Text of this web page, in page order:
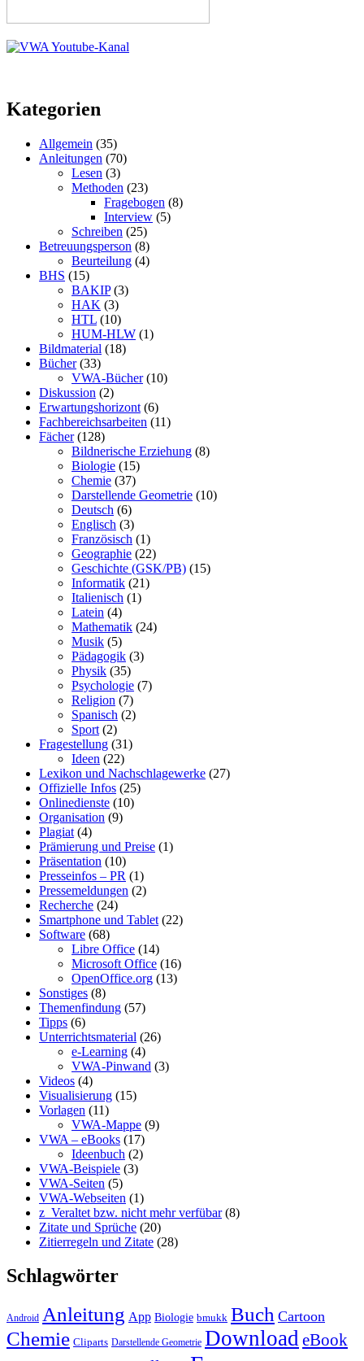
Kategorien
Allgemein (35)
Anleitungen (70)
Lesen (3)
Methoden (23)
Fragebogen (8)
Interview (5)
Schreiben (25)
Betreuungsperson (8)
Beurteilung (4)
BHS (15)
BAKIP(3)
HAK (3)
HTL (10)
HUM-HLW (1)
Bildmaterial (18)
Bücher(33)
VWA-Bücher(10)
Diskussion (2)
Erwartungshorizont (6)
Fachbereichsarbeiten (11)
Fächer(128)
Bildnerische Erziehung (8)
Biologie (15)
Chemie (37)
Darstellende Geometrie (10)
Deutsch (6)
Englisch (3)
Französisch (1)
Geographie (22)
Geschichte (GSK/PB) (15)
Informatik (21)
Italienisch (1)
Latein (4)
Mathematik (24)
Musik (5)
Pädagogik (3)
Physik (35)
Psychologie (7)
Religion (7)
Spanisch (2)
Sport (2)
Fragestellung (31)
Ideen (22)
Lexikon und Nachschlagewerke (27)
Offizielle Infos (25)
Onlinedienste (10)
Organisation (9)
Plagiat (4)
Prämierung und Preise (1)
Präsentation (10)
Presseinfos – PR (1)
Pressemeldungen (2)
Recherche (24)
Smartphone und Tablet (22)
Software (68)
Libre Office (14)
Microsoft Office (16)
OpenOffice.org (13)
Sonstiges (8)
Themenfindung (57)
Tipps (6)
Unterrichtsmaterial (26)
e-Learning (4)
VWA-Pinwand (3)
Videos (4)
Visualisierung (15)
Vorlagen (11)
VWA-Mappe (9)
VWA – eBooks (17)
Ideenbuch (2)
VWA-Beispiele (3)
VWA-Seiten (5)
VWA-Webseiten (1)
z_Veraltet bzw. nicht mehr verfübar(8)
Zitate und Sprüche (20)
Zitierregeln und Zitate (28)
Schlagwörter
Android Anleitung App Biologie bmukk Buch Cartoon
Chemie Cliparts Darstellende Geometrie DownloadeBook